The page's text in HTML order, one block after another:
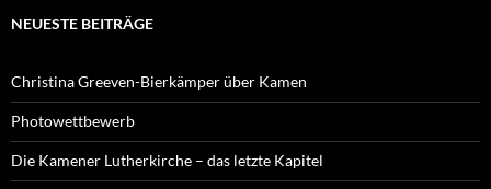
NEUESTE BEITRÄGE
Christina Greeven-Bierkämper über Kamen
Photowettbewerb
Die Kamener Lutherkirche – das letzte Kapitel